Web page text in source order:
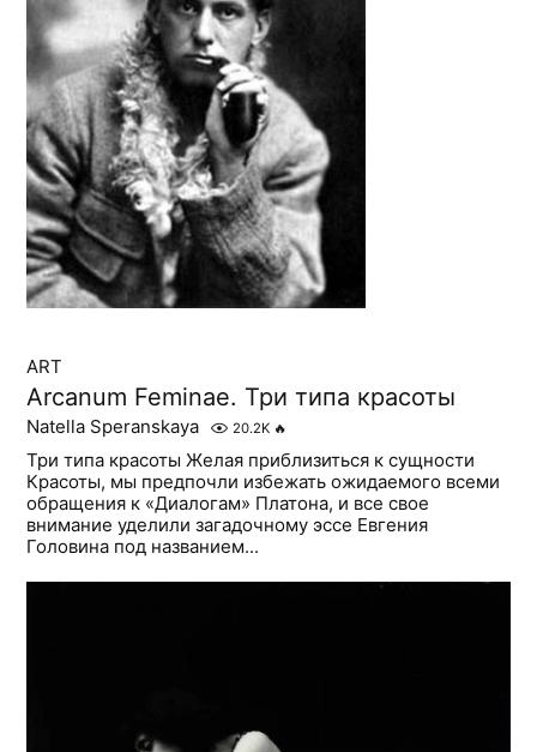
ART
Arcanum Feminae. Три типа красоты
Natella Speranskaya 20.2K 🔥
Три типа красоты Желая приблизиться к сущности
Красоты, мы предпочли избежать ожидаемого всеми
обращения к «Диалогам» Платона, и все свое
внимание уделили загадочному эссе Евгения
Головина под названием...